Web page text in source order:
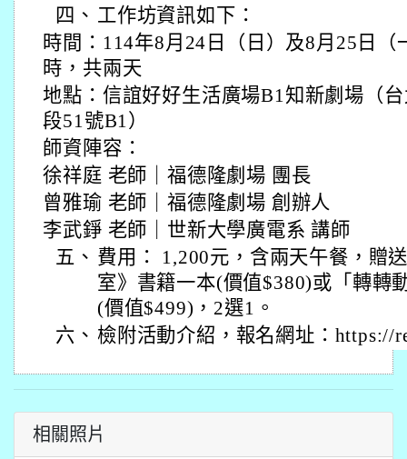
四、 工作坊資訊如下：
時間：114年8月24日（日）及8月25日（
時，共兩天
地點：信誼好好生活廣場B1知新劇場（
段51號B1）
師資陣容：
徐祥庭 老師｜福德隆劇場 團長
曾雅瑜 老師｜福德隆劇場 創辦人
李武錚 老師｜世新大學廣電系 講師
五、 費用： 1,200元，含兩天午餐，贈
室》書籍一本(價值$380)或「轉轉
(價值$499)，2選1。
六、 檢附活動介紹，報名網址：https://
相關照片